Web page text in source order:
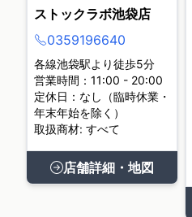
ストックラボ池袋店
0359196640
各線池袋駅より徒歩5分
営業時間：11:00 - 20:00
定休日：なし（臨時休業・
年末年始を除く）
取扱商材: すべて
店舗詳細・地図